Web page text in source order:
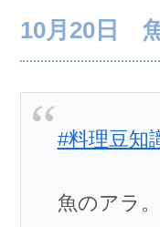
10月20日
#料理豆知
魚のアラ。